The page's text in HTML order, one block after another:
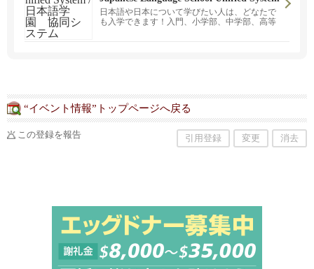
/ 日本語学園 協同システム
日本語や日本について学びたい人は、どなたで
も入学できます！入門、小学部、中学部、高等
“イベント情報”トップページへ戻る
この登録を報告 引用登録 変更 消去